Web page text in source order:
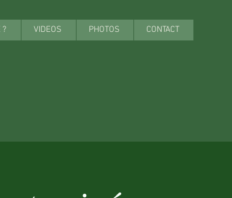
? VIDEOS PHOTOS CONTACT